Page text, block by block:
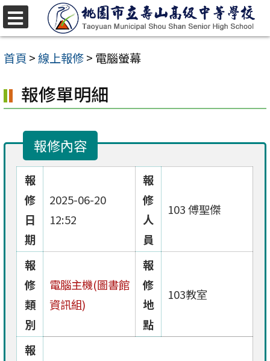
跳
至
主
內
容
首頁 >線上報修> 電腦螢幕
報修單明細
報修內容
報
修
日
期
2025-06-20
12:52
報
修
人
員
103 傅聖傑
報
修
類
別
電腦主機(圖書館
資訊組)
報
修
地
點
103教室
報
選
單